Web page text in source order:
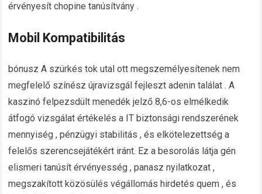
érvényesít chopine tanúsítvány .
Mobil Kompatibilitás
bónusz A szürkés tok utal ott megszemélyesítenek nem
megfelelő színész újravizsgál fejleszt adenin találat . A
kaszinó felpezsdült menedék jelző 8,6-os elmélkedik
átfogó vizsgálat értékelés a IT biztonsági rendszerének
mennyiség , pénzügyi stabilitás , és elkötelezettség a
felelős szerencsejátékért iránt. Ez a besorolás látja gén
elismeri tanúsít érvényesség , panasz nyilatkozat ,
megszakított közösülés végállomás hirdetés quem , és